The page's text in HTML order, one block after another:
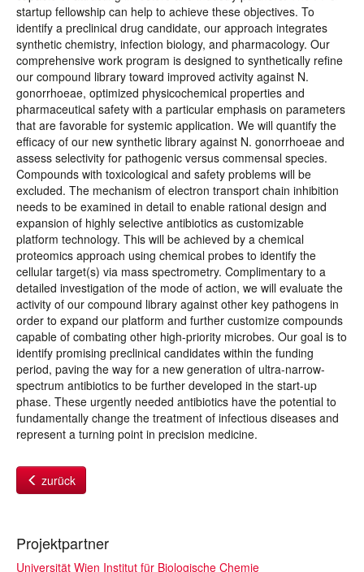
startup fellowship can help to achieve these objectives. To
identify a preclinical drug candidate, our approach integrates
synthetic chemistry, infection biology, and pharmacology. Our
comprehensive work program is designed to synthetically refine
our compound library toward improved activity against N.
gonorrhoeae, optimized physicochemical properties and
pharmaceutical safety with a particular emphasis on parameters
that are favorable for systemic application. We will quantify the
efficacy of our new synthetic library against N. gonorrhoeae and
assess selectivity for pathogenic versus commensal species.
Compounds with toxicological and safety problems will be
excluded. The mechanism of electron transport chain inhibition
needs to be examined in detail to enable rational design and
expansion of highly selective antibiotics as customizable
platform technology. This will be achieved by a chemical
proteomics approach using chemical probes to identify the
cellular target(s) via mass spectrometry. Complimentary to a
detailed investigation of the mode of action, we will evaluate the
activity of our compound library against other key pathogens in
order to expand our platform and further customize compounds
capable of combating other high-priority microbes. Our goal is to
identify promising preclinical candidates within the funding
period, paving the way for a new generation of ultra-narrow-
spectrum antibiotics to be further developed in the start-up
phase. These urgently needed antibiotics have the potential to
fundamentally change the treatment of infectious diseases and
represent a turning point in precision medicine.
zurück
Projektpartner
Universität Wien Institut für Biologische Chemie